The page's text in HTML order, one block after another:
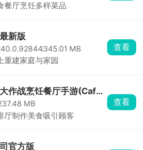
餐厅烹饪多样菜品
新版
345.01 MB
重建家庭与家园
查看
作战烹饪餐厅手游(Cafe
MB
厅制作美食吸引顾客
查看
官方版